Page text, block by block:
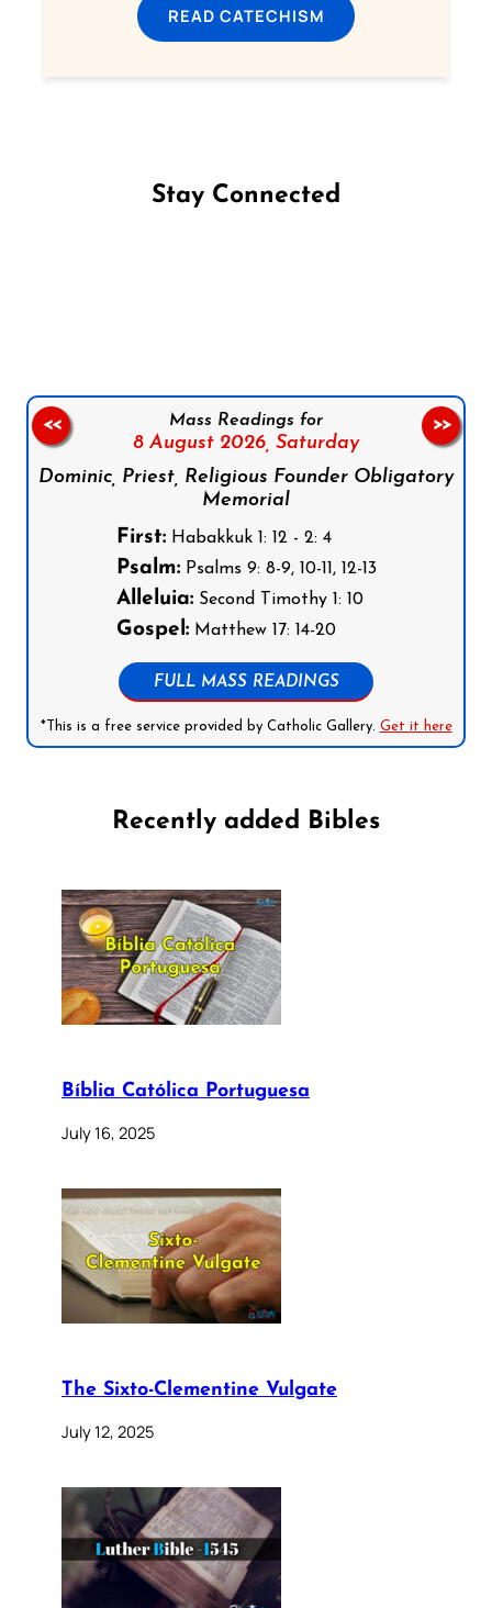
READ CATECHISM
Stay Connected
Mass Readings for
8 August 2026, Saturday
Dominic, Priest, Religious Founder Obligatory
Memorial
First:Habakkuk 1: 12 - 2: 4
Psalm:Psalms 9: 8-9, 10-11, 12-13
Alleluia:Second Timothy 1: 10
Gospel:Matthew 17: 14-20
FULL MASS READINGS
*This is a free service provided by Catholic Gallery. Get it here
<< >>
Recently added Bibles
Bíblia Católica Portuguesa
July 16, 2025
The Sixto-Clementine Vulgate
July 12, 2025